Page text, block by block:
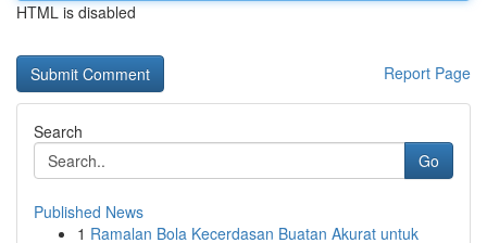
HTML is disabled
Report Page
Search
Go
Published News
1 Ramalan Bola Kecerdasan Buatan Akurat untuk